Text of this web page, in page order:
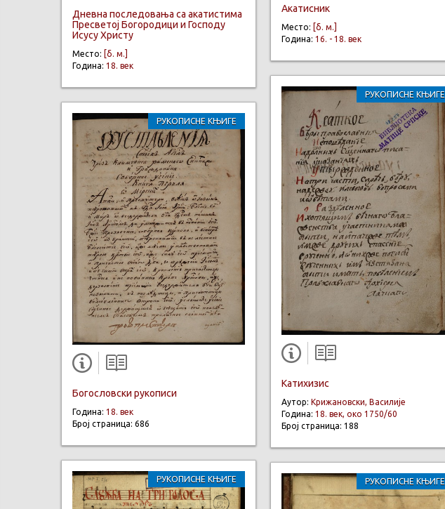
Дневна последовања са акатистима
Пресветој Богородици и Господу
Исусу Христу
Место:
[б. м.]
Година: 18. век
РУКОПИСНЕ КЊИГЕ
Богословски рукописи
Година: 18. век
Број страница: 686
РУКОПИСНЕ КЊИГЕ
Акатисник
Место:
[б. м.]
Година: 16. - 18. век
РУКОПИСНЕ КЊИГЕ
Катихизис
Аутор: Крижановски, Василије
Година: 18. век, око 1750/60
Број страница: 188
РУКОПИСНЕ КЊИГЕ